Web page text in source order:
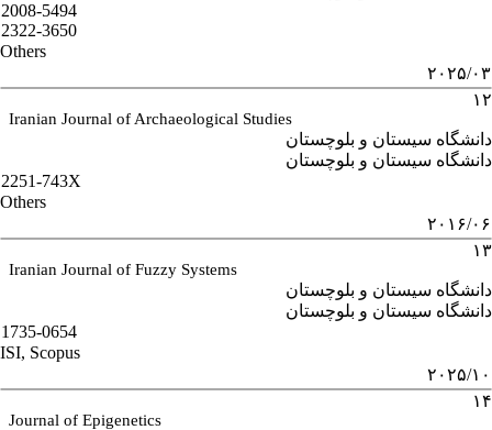
2008-5494
2322-3650
Others
۲۰۲۵/۰۳
۱۲
Iranian Journal of Archaeological Studies
دانشگاه سیستان و بلوچستان
دانشگاه سیستان و بلوچستان
2251-743X
Others
۲۰۱۶/۰۶
۱۳
Iranian Journal of Fuzzy Systems
دانشگاه سیستان و بلوچستان
دانشگاه سیستان و بلوچستان
1735-0654
ISI, Scopus
۲۰۲۵/۱۰
۱۴
Journal of Epigenetics